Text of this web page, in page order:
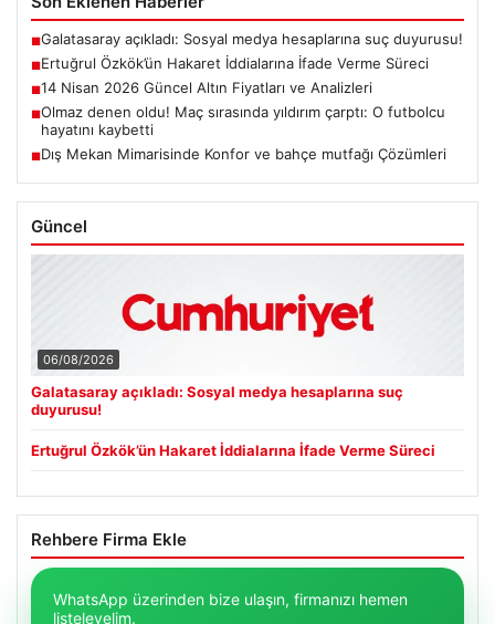
Halk arasında güvenli liman olarak görülen altın, küresel
gelişmelerin ve ekonomik göstergelerin etkisiyle
fiyatlanmaya…
USD 47.71 ▲ +0.16%
EUR 55.20 ▲ +0.33%
ALTIN 6671.5 ▲ +2.76%
BTC 3096039 ▲ +0.42%
Son Eklenen Haberler
Ertuğrul Özkök’ün Hakaret İddialarına İfade Verme Süreci
14 Nisan 2026 Güncel Altın Fiyatları ve Analizleri
Olmaz denen oldu! Maç sırasında yıldırım çarptı: O futbolcu
hayatını kaybetti
■Dış Mekan Mimarisinde Konfor ve bahçe mutfağı Çözümleri
06/08/2026